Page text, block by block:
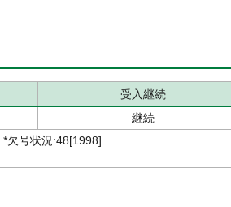
受入継続
継続
欠号状況:48[1998]